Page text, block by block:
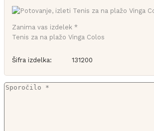
Zanima vas izdelek *
Tenis za na plažo Vinga Colos
Šifra izdelka: 131200